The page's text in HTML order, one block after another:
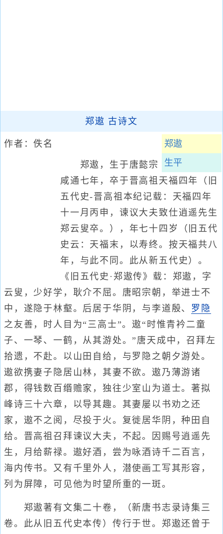
郑遨 古诗文
郑遨
生平
作者：佚名
郑遨，生于唐懿宗
咸通七年，卒于晋高祖天福四年（旧
五代史-晋高祖本纪记载：天福四年
十一月丙申，谏议大夫致仕逍遥先生
郑云叟卒。），年七十四岁（旧五代
史云：天福末，以寿终。按天福共八
年，与此不同。此从新五代史）。
《旧五代史·郑遨传》载：郑遨，字
云叟，少好学，耿介不屈。唐昭宗朝，举进士不
中，遂隐于林壑。后居于华阴，与李道殷、 罗隐
之友善，时人目为“三高士”。遨“时惟青衿二童
子、一琴、一鹤，从其游处。”唐天成中，召拜左
拾遗，不赴。以山田自给，与罗隐之朝夕游处。
遨欲携妻子隐居山林，其妻不欲。遨乃薄游诸
郡，得钱数百缗赡家，独往少室山为道士。著拟
峰诗三十六章，以导其趣。其妻屡以书劝之还
家，遨不之阅，尽投于火。复徙居华阴，种田自
给。晋高祖召拜谏议大夫，不起。因赐号逍遥先
生，月给薪禄。遨好酒，尝为咏酒诗千二百言，
海内传书。又有千里外人，潜使画工写其形容，
列为屏障，可见他为时望所重的一斑。
郑遨著有文集二十卷，（新唐书志录诗集三
卷。此从旧五代史本传）传行于世。郑遨还曾于